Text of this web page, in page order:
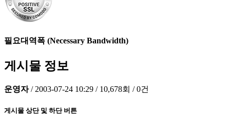
필요대역폭 (Necessary Bandwidth)
게시물 정보
운영자 / 2003-07-24 10:29 / 10,678회 / 0건
게시물 상단 및 하단 버튼